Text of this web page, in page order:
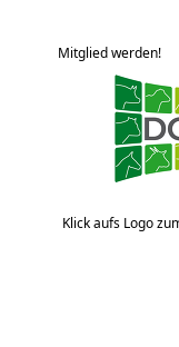
Mitglied werden!
Klick aufs Logo